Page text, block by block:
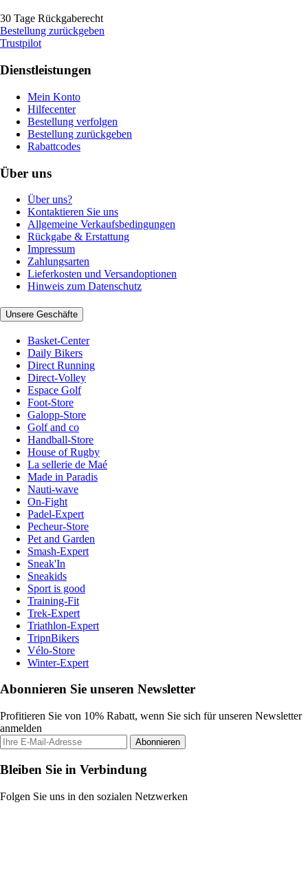
30 Tage Rückgaberecht
Bestellung zurückgeben
Trustpilot
Dienstleistungen
Mein Konto
Hilfecenter
Bestellung verfolgen
Bestellung zurückgeben
Rabattcodes
Über uns
Über uns?
Kontaktieren Sie uns
Allgemeine Verkaufsbedingungen
Rückgabe & Erstattung
Impressum
Zahlungsarten
Lieferkosten und Versandoptionen
Hinweis zum Datenschutz
Unsere Geschäfte
Basket-Center
Daily Bikers
Direct Running
Direct-Volley
Espace Golf
Foot-Store
Galopp-Store
Golf and co
Handball-Store
House of Rugby
La sellerie de Maé
Made in Paradis
Nauti-wave
On-Fight
Padel-Expert
Pecheur-Store
Pet and Garden
Smash-Expert
Sneak'In
Sneakids
Sport is good
Training-Fit
Trek-Expert
Triathlon-Expert
TripnBikers
Vélo-Store
Winter-Expert
Abonnieren Sie unseren Newsletter
Profitieren Sie von 10% Rabatt, wenn Sie sich für unseren Newsletter
anmelden
Abonnieren
Bleiben Sie in Verbindung
Folgen Sie uns in den sozialen Netzwerken